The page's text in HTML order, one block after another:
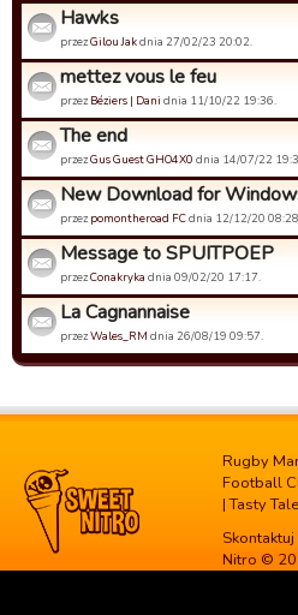
Hawks
przezGilou Jakdnia 27/02/23 20:02.
mettez vous le feu
przez Béziers | Dani dnia 11/10/22 19:36.
The end
przezGus Guest GHO4X0 dnia 14/07/22
New Download for
przez pomontheroad FCdnia 12/12/20
Message to SPUITPOEP
przezConakryka dnia 09/02/20 17:17.
La Cagnannaise
przezWales_RM dnia 26/08/19 09:57.
Rugby
Football
|Tasty Tale
Nitro ©